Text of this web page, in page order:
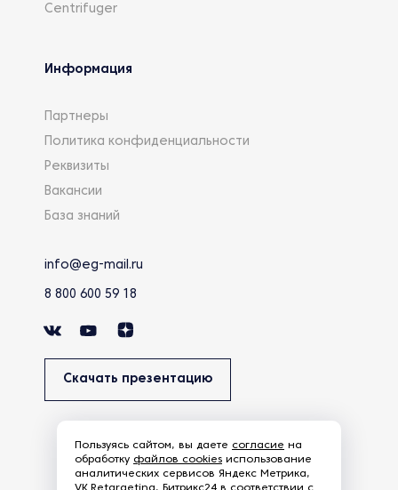
Centrifuger
Информация
Партнеры
Политика конфиденциальности
Реквизиты
Вакансии
База знаний
info@eg-mail.ru
8 800 600 59 18
Скачать презентацию
Пользуясь сайтом, вы даете согласие на
обработку файлов cookies использование
аналитических сервисов Яндекс Метрика,